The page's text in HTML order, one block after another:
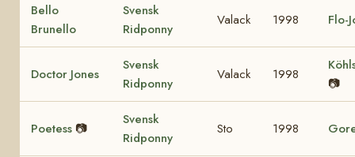
Bello
Brunello
Svensk
Ridponny
Valack 1998 Flo-
Doctor Jones
Svensk
Ridponny
Valack 1998
📷
Poetess 📷
Svensk
Ridponny
Sto 1998